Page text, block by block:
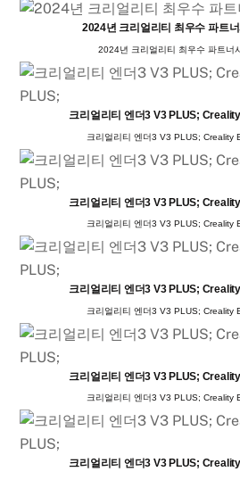
2024년 크리얼리티 최우수 파트
2024년 크리얼리티 최우수 파트너
크리얼리티 엔더3 V3 PLUS;
크리얼리티 엔더3 V3 PLUS; Creality
크리얼리티 엔더3 V3 PLUS;
크리얼리티 엔더3 V3 PLUS; Creality
크리얼리티 엔더3 V3 PLUS;
크리얼리티 엔더3 V3 PLUS; Creality
크리얼리티 엔더3 V3 PLUS;
크리얼리티 엔더3 V3 PLUS; Creality
크리얼리티 엔더3 V3 PLUS;